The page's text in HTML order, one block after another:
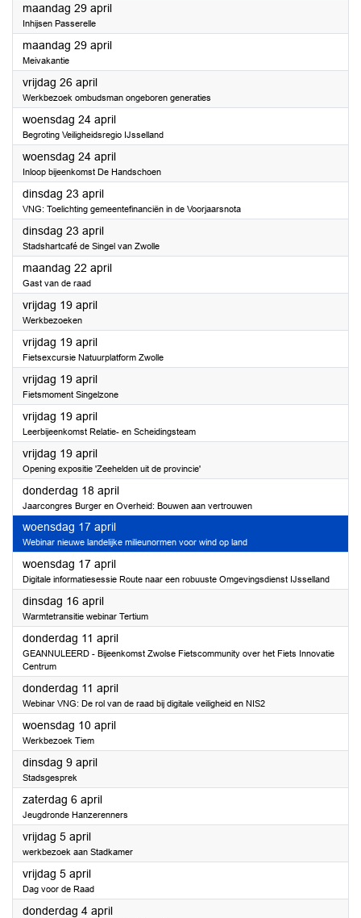
maandag 29 april2024
Inhijsen Passerelle
maandag 29 april2024
Meivakantie
vrijdag 26 april2024
Werkbezoek ombudsman ongeboren generaties
woensdag 24 april2024
Begroting Veiligheidsregio IJsselland
woensdag 24 april2024
Inloop bijeenkomst De Handschoen
dinsdag 23 april2024
VNG: Toelichting gemeentefinanciën in de Voorjaarsnota
dinsdag 23 april2024
Stadshartcafé de Singel van Zwolle
maandag 22 april2024
Gast van de raad
vrijdag 19 april2024
Werkbezoeken
vrijdag 19 april2024
Fietsexcursie Natuurplatform Zwolle
vrijdag 19 april2024
Fietsmoment Singelzone
vrijdag 19 april2024
Leerbijeenkomst Relatie- en Scheidingsteam
vrijdag 19 april2024
Opening expositie 'Zeehelden uit de provincie'
donderdag 18 april2024
Jaarcongres Burger en Overheid: Bouwen aan vertrouwen
woensdag 17 april2024
Webinar nieuwe landelijke milieunormen voor wind op land
woensdag 17 april2024
Digitale informatiesessie Route naar een robuuste Omgevingsdienst IJsselland
dinsdag 16 april2024
Warmtetransitie webinar Tertium
donderdag 11 april2024
GEANNULEERD - Bijeenkomst Zwolse Fietscommunity over het Fiets Innovatie
Centrum
donderdag 11 april2024
Webinar VNG: De rol van de raad bij digitale veiligheid en NIS2
woensdag 10 april2024
Werkbezoek Tiem
dinsdag 9 april2024
Stadsgesprek
zaterdag 6 april2024
Jeugdronde Hanzerenners
vrijdag 5 april2024
werkbezoek aan Stadkamer
vrijdag 5 april2024
Dag voor de Raad
donderdag 4 april2024